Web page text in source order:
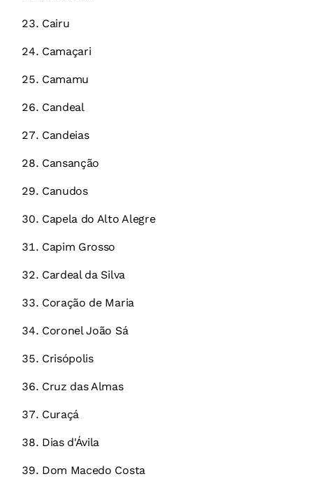
Cairu
Camaçari
Camamu
Candeal
Candeias
Cansanção
Canudos
Capela do Alto Alegre
Capim Grosso
Cardeal da Silva
Coração de Maria
Coronel João Sá
Crisópolis
Cruz das Almas
Curaçá
Dias d'Ávila
Dom Macedo Costa